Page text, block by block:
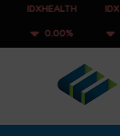
IDXTRANS
0.00%